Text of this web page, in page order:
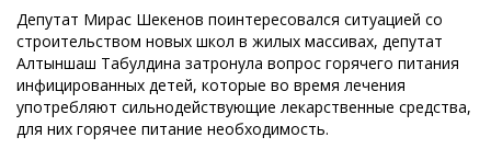
Депутат Мирас Шекенов поинтересовался ситуацией со
строительством новых школ в жилых массивах, депутат
Алтыншаш Табулдина затронула вопрос горячего питания
инфицированных детей, которые во время лечения
употребляют сильнодействующие лекарственные средства,
для них горячее питание необходимость.